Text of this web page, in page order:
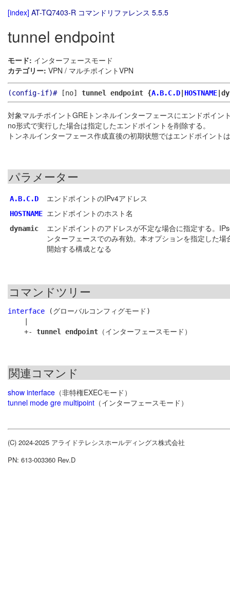
[index] AT-TQ7403-R コマンドリファレンス 5.5.5
tunnel endpoint
モード: インターフェースモード
カテゴリー: VPN / マルチポイントVPN
(config-if)#[no] tunnel endpoint {A.B.C.D HOSTNAME
対象マルチポイントGREトンネルインターフェースにエンドポイ
no形式で実行した場合は指定したエンドポイントを削除する。
トンネルインターフェース作成直後の初期状態ではエンドポイント
パラメーター
A.B.C.D エンドポイントのIPv4アドレス
HOSTNAME エンドポイントのホスト名
dynamic
エンドポイントのアドレスが不定な場合に指定する。
ンターフェースでのみ有効。本オプションを指定した
開始する構成となる
コマンドツリー
interface (グローバルコンフィグモード)
    +-
tunnel endpoint
関連コマンド
show interface （非特権EXECモード）
tunnel mode gre multipoint （インターフェースモード）
(C) 2024-2025 アライドテレシスホールディングス株式会社
PN: 613-003360 Rev.D